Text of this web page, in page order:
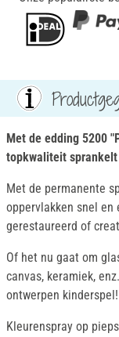
Met de edding 5200
topkwaliteit
Met de permanente
oppervlakken snel en
gerestaureerd of
Of het nu gaat om
canvas, keramiek,
ontwerpen kinderspel!
Kleurenspray op